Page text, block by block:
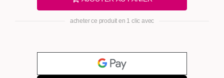
acheter ce produit en 1 clic avec